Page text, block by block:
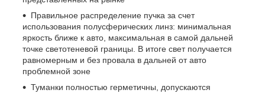
Правильное распределение пучка за счет
использования полусферических линз: минимальная
яркость ближе к авто, максимальная в самой дальней
точке светотеневой границы. В итоге свет получается
равномерным и без провала в дальней от авто
проблемной зоне
Туманки полностью герметичны, допускаются